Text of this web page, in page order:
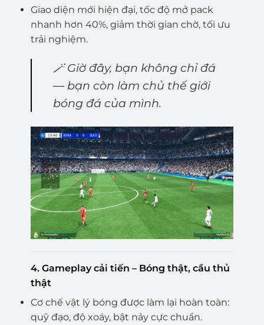
Giao diện mới hiện đại, tốc độ mở pack
nhanh hơn 40%, giảm thời gian chờ, tối ưu
trải nghiệm.
🪄Giờ đây, bạn không chỉ đá
— bạn còn làm chủ thế giới
bóng đá của mình.
4. Gameplay cải tiến – Bóng thật, cầu thủ
thật
Cơ chế vật lý bóng được làm lại hoàn toàn:
quỹ đạo, độ xoáy, bật nảy cực chuẩn.